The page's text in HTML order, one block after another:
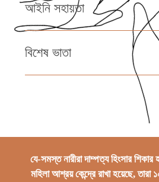
আইনি সহায়তা
বিশেষ ভাতা
যে-সমস্ত নারীরা দাম্পত্য হিংসার
মহিলা আশ্রয় কেন্দ্রে রাখা হয়েছে, তারা